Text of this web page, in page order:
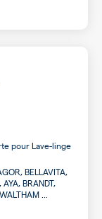
pour Lave-linge
BELLAVITA,
BRANDT,
...